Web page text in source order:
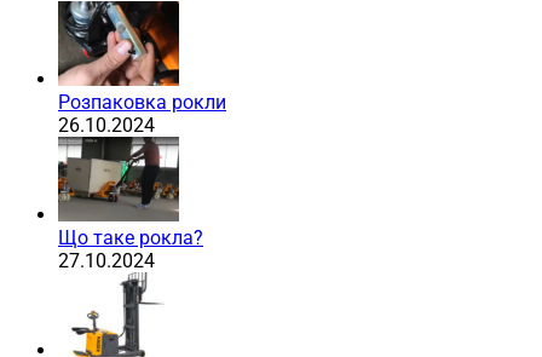
Розпаковка рокли
26.10.2024
Що таке рокла?
27.10.2024